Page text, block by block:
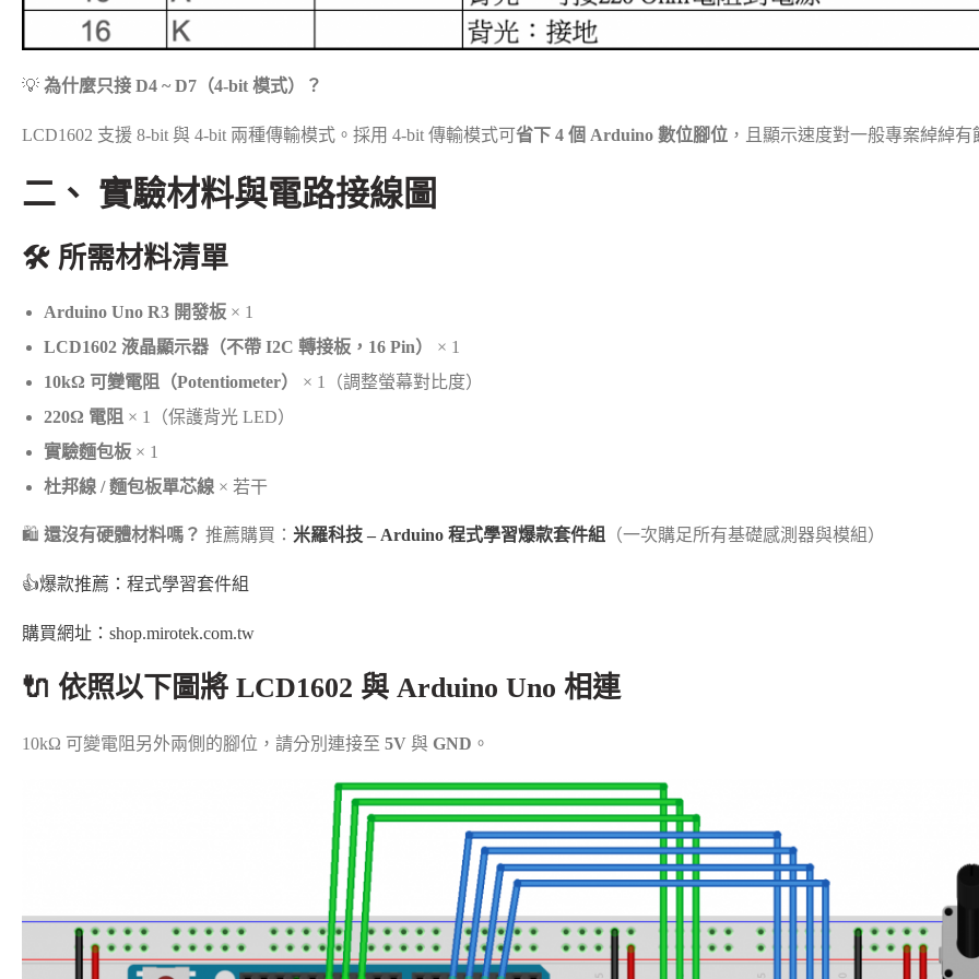
💡 為什麼只接 D4 ~ D7（4-bit 模式）？
LCD1602 支援 8-bit 與 4-bit 兩種傳輸模式。採用 4-bit 傳輸模式可省下 4 個 Arduino 數位腳位 ，且顯示速度對一般專案綽綽有
二、 實驗材料與電路接線圖
🛠️ 所需材料清單
Arduino Uno R3 開發板 × 1
LCD1602 液晶顯示器（不帶 I2C 轉接板，16 Pin）
× 1
10kΩ 可變電阻（Potentiometer）
× 1（調整螢幕對比度）
220Ω 電阻 × 1（保護背光 LED）
實驗麵包板 × 1
杜邦線 / 麵包板單芯線 × 若干
🛍️ 還沒有硬體材料嗎？ 推薦購買： 米羅科技 – Arduino 程式學習爆款套件組 （一次購足所有基礎感測器與模組）
👍爆款推薦：程式學習套件組
購買網址：shop.mirotek.com.tw
🔌 依照以下圖將 LCD1602 與 Arduino Uno 相連
10kΩ 可變電阻另外兩側的腳位，請分別連接至 5V 與 GND 。